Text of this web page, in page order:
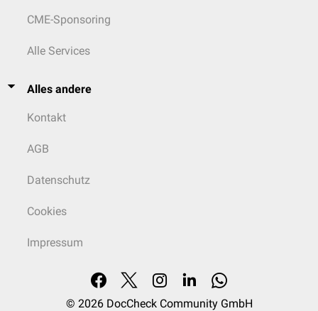
CME-Sponsoring
Alle Services
Alles andere
Kontakt
AGB
Datenschutz
Cookies
Impressum
© 2026 DocCheck Community GmbH